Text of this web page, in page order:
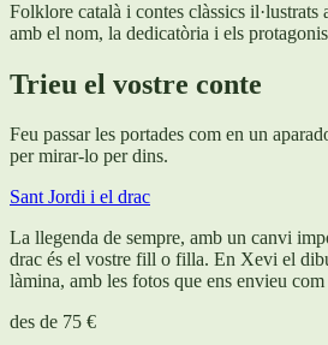
Folklore català i contes clàssics il·lustrats
amb el nom, la dedicatòria i els
Trieu el vostre conte
Feu passar les portades com en un
per mirar-lo per dins.
Sant Jordi i el drac
La llegenda de sempre, amb un canvi
drac és el vostre fill o filla. En Xevi el
làmina, amb les fotos que ens envieu
des de 75 €